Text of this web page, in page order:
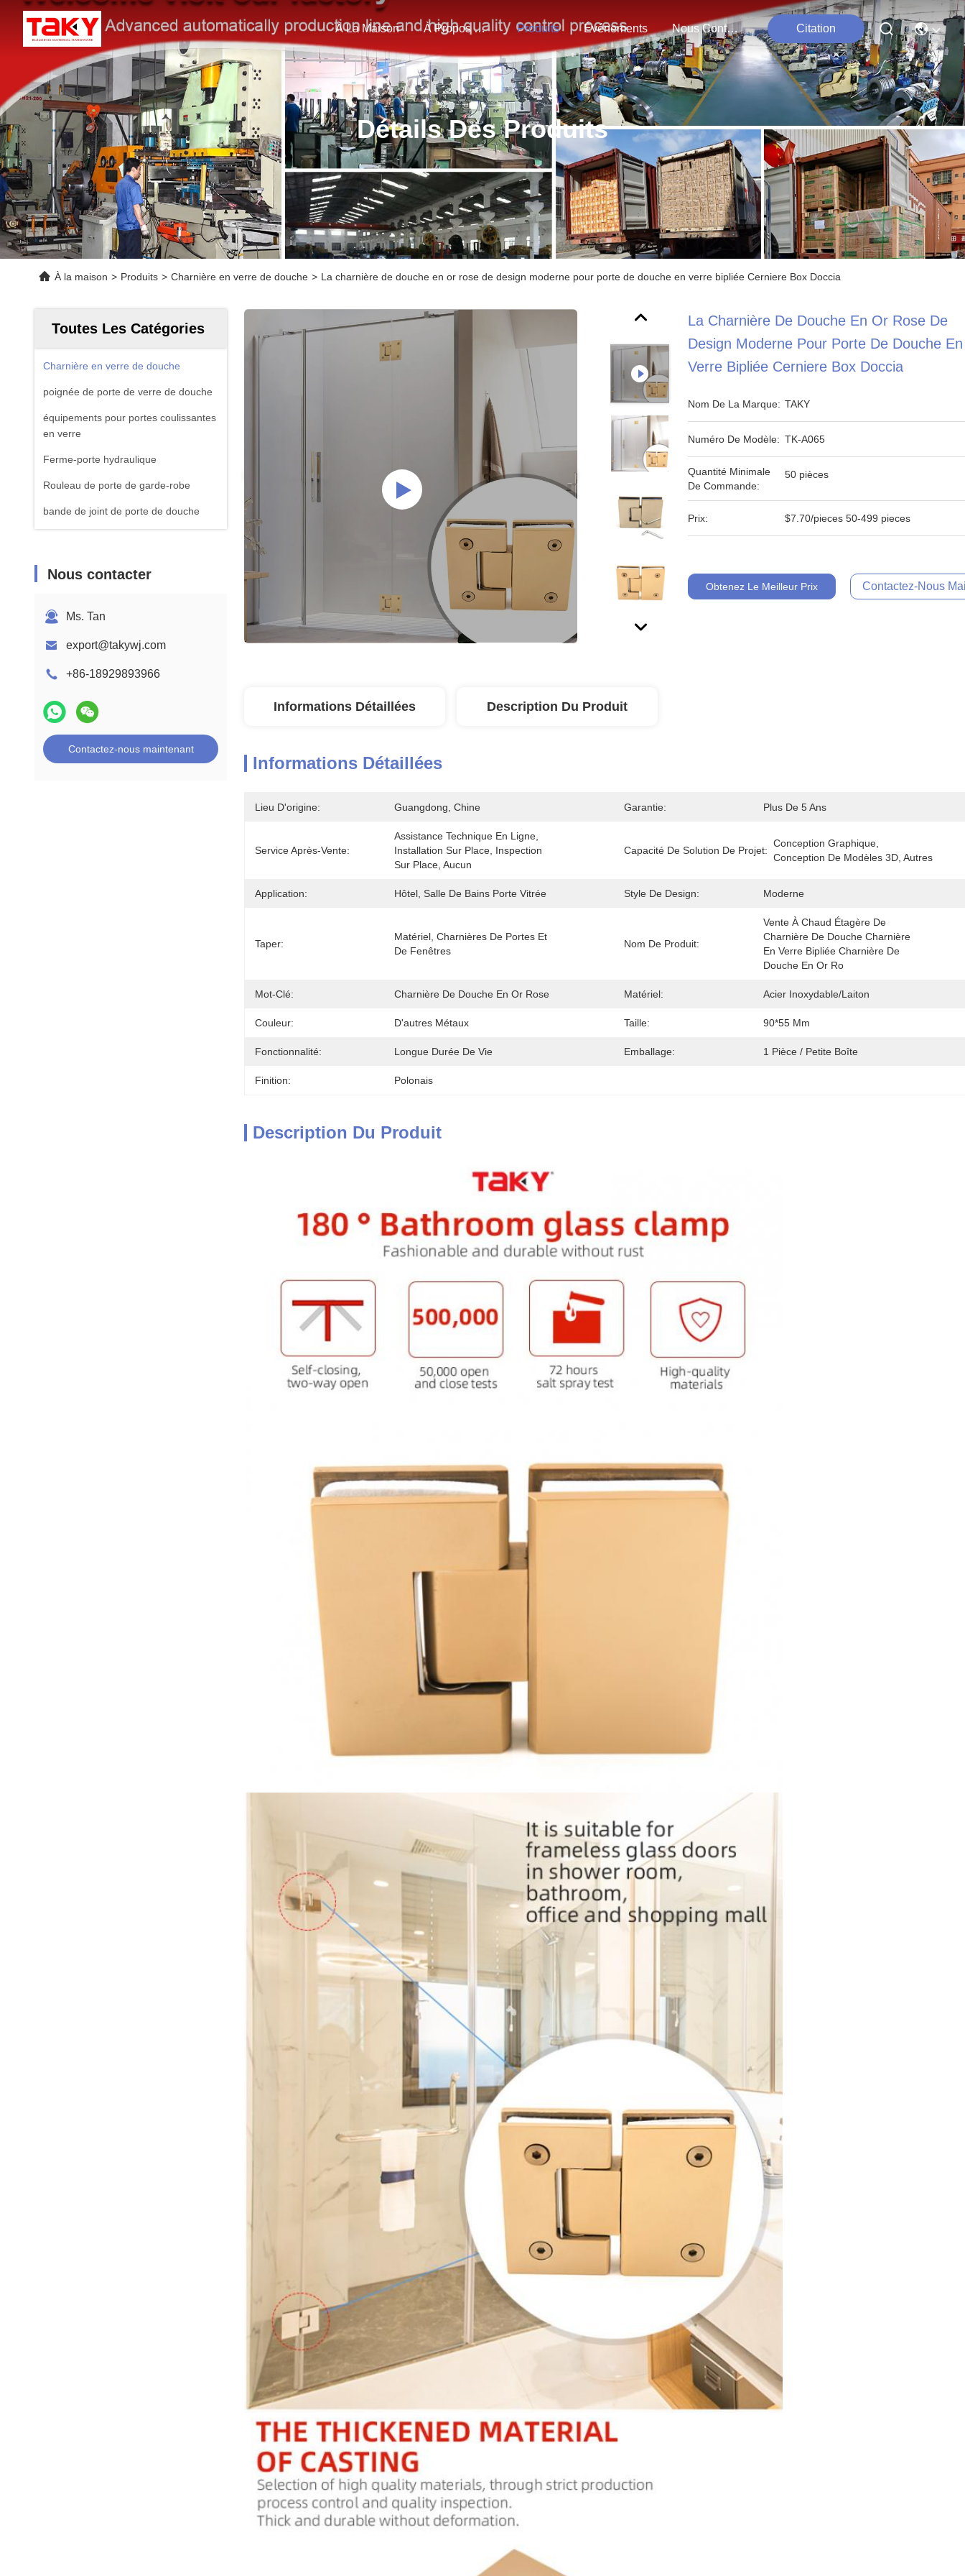
À La Maison À Propos De Nous Produits Événements Nous Contacter Citation
Détails Des Produits
À la maison > Produits > Charnière en verre de douche > La charnière de douche en or rose de design moderne pour porte de douche en verre bipliée Cerniere Box Doccia
Toutes Les Catégories
Charnière en verre de douche
poignée de porte de verre de douche
équipements pour portes coulissantes
en verre
Ferme-porte hydraulique
Rouleau de porte de garde-robe
bande de joint de porte de douche
Nous contacter
Ms. Tan
export@takywj.com
+86-18929893966
Contactez-nous maintenant
La Charnière De Douche En Or Rose De
Design Moderne Pour Porte De Douche En
Verre Bipliée Cerniere Box Doccia
Nom De La Marque: TAKY
Numéro De Modèle: TK-A065
Quantité Minimale
De Commande:
50 pièces
Prix: $7.70/pieces 50-499 pieces
Obtenez Le Meilleur Prix Contactez-Nous
Informations Détaillées Description Du Produit
Informations Détaillées
Lieu D'origine: Guangdong, Chine Garantie: Plus De 5 Ans
Service Après-Vente:
Assistance Technique En Ligne,
Installation Sur Place, Inspection
Sur Place, Aucun
Capacité De Solution De Projet:
Conception Graphique,
Conception De Modèles 3D, Autres
Application: Hôtel, Salle De Bains Porte Vitrée Style De Design: Moderne
Taper:
Matériel, Charnières De Portes Et
De Fenêtres
Nom De Produit:
Vente À Chaud Étagère De
Charnière De Douche Charnière
En Verre Bipliée Charnière De
Douche En Or Ro
Mot-Clé: Charnière De Douche En Or Rose Matériel: Acier Inoxydable/laiton
Couleur: D'autres Métaux Taille: 90*55 Mm
Fonctionnalité: Longue Durée De Vie Emballage: 1 Pièce / Petite Boîte
Finition: Polonais
Description Du Produit